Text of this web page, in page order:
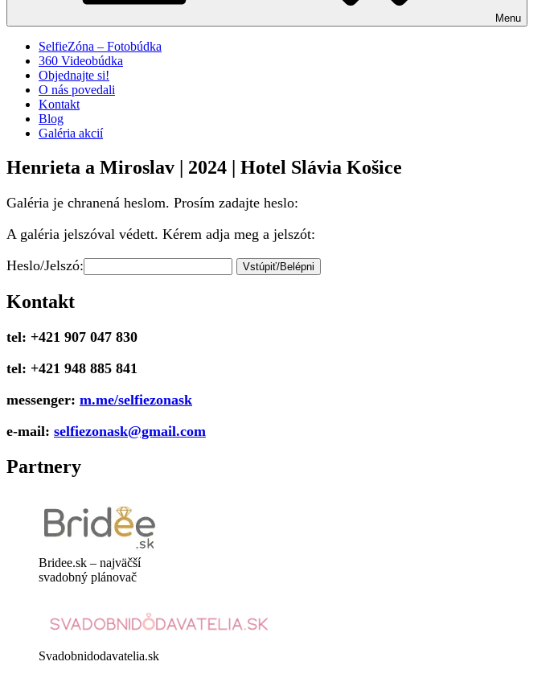
Menu
SelfieZóna – Fotobúdka
360 Videobúdka
Objednajte si!
O nás povedali
Kontakt
Blog
Galéria akcií
Henrieta a Miroslav | 2024 | Hotel Slávia Košice
Galéria je chranená heslom. Prosím zadajte heslo:
A galéria jelszóval védett. Kérem adja meg a jelszót:
Heslo/Jelszó:
Kontakt
tel: +421 907 047 830
tel: +421 948 885 841
messenger: m.me/selfiezonask
e-mail: selfiezonask@gmail.com
Partnery
Bridee.sk – najväčší
svadobný plánovač
Svadobnidodavatelia.sk